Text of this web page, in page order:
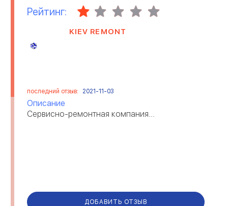
Рейтинг:
KIEV REMONT
последний отзыв: 2021-11-03
Описание
Сервисно-ремонтная компания...
ДОБАВИТЬ ОТЗЫВ